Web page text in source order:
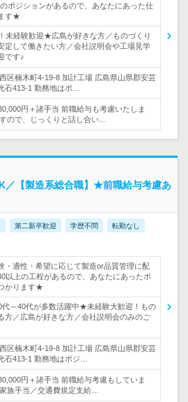
ポジションがあるので、あなたにあった仕
す★
未経験歓迎★広島が好きな方／ものづくり
定して働きたい方／会社説明会や工場見学
です♪
区楠木町4-19-8 加計工場 広島県山県郡安芸
石413-1 勤務地はポ…
円＋諸手当 前職給与も考慮いたしま
ので、じっくりと話し合い…
／【製造系総合職】★前職給与考慮あ
第二新卒歓迎 学歴不問 転勤なし
適性・希望に応じて製造or品質管理に配
以上の工程があるので、あなたにあったポ
かります★
～40代が多数活躍中★未経験大歓迎！もの
方／広島が好きな方／会社説明会のみのご
区楠木町4-19-8 加計工場 広島県山県郡安芸
石413-1 勤務地はポジ…
円＋諸手当 前職給与考慮もしていま
族手当／交通費規定支給…